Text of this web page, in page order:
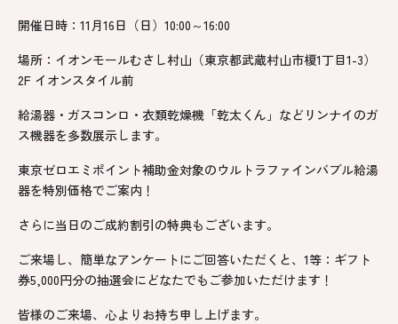
開催日時：11月16日（日）10:00～16:00
場所：イオンモールむさし村山（東京都武蔵村山市榎1丁目1-3）
2F イオンスタイル前
給湯器・ガスコンロ・衣類乾燥機「乾太くん」などリンナイのガ
ス機器を多数展示します。
東京ゼロエミポイント補助金対象のウルトラファインバブル給湯
器を特別価格でご案内！
さらに当日のご成約割引の特典もございます。
ご来場し、簡単なアンケートにご回答いただくと、1等：ギフト
券5,000円分の抽選会にどなたでもご参加いただけます！
皆様のご来場、心よりお持ち申し上げます。